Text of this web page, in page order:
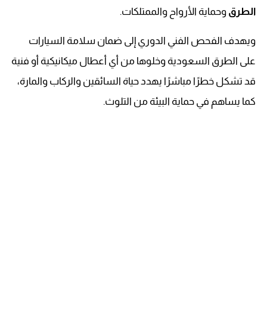
الطرق وحماية الأرواح والممتلكات.
ويهدف الفحص الفني الدوري إلى ضمان سلامة السيارات
على الطرق السعودية وخلوها من أي أعطال ميكانيكية أو فنية
قد تشكل خطرًا مباشرًا يهدد حياة السائقين والركاب والمارة،
كما يساهم في حماية البيئة من التلوث.